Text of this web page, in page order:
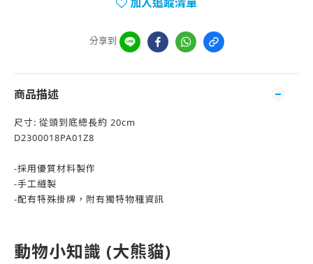
分享到
商品描述
尺寸: 從頭到底總長約 20cm
D2300018PA01Z8
-採用優質材料製作
-手工縫製
-配有特殊掛牌，附有獨特物種資訊
動物小知識 (大熊貓)